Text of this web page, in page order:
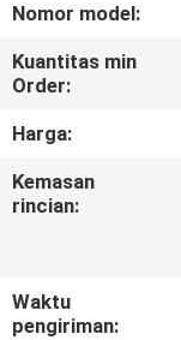
WISATA
PABRIK
KONTROL
KUALITAS
KAMI
Nomor model:
Kuantitas min
Order:
Harga:
Kemasan
rincian:
Waktu
pengiriman: